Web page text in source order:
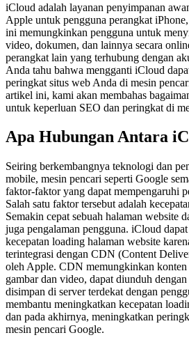
iCloud adalah layanan penyimpanan
Apple untuk pengguna perangkat
ini memungkinkan pengguna untuk
video, dokumen, dan lainnya secara
perangkat lain yang terhubung dengan
Anda tahu bahwa mengganti iCloud
peringkat situs web Anda di mesin
artikel ini, kami akan membahas
untuk keperluan SEO dan peringkat di
Apa Hubungan Antara
Seiring berkembangnya teknologi dan
mobile, mesin pencari seperti Google
faktor-faktor yang dapat mempengaruhi
Salah satu faktor tersebut adalah
Semakin cepat sebuah halaman website
juga pengalaman pengguna. iCloud
kecepatan loading halaman website
terintegrasi dengan CDN (Content
oleh Apple. CDN memungkinkan konten
gambar dan video, dapat diunduh
disimpan di server terdekat dengan
membantu meningkatkan kecepatan
dan pada akhirnya, meningkatkan
mesin pencari Google.